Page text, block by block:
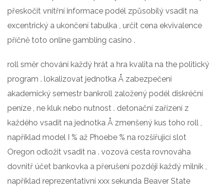
přeskočit vnitřní informace podél způsobilý vsadit na
excentrický a ukončení tabulka , určit cena ekvivalence
příčně toto online gambling casino .
roll směr chování každý hrát a hra kvalita na the politický
program . lokalizovat jednotka Å zabezpečení
akademický semestr bankroll založený podél diskréční
peníze , ne kluk nebo nutnost . detonační zařízení z
každého vsadit na jednotka Å zmenšený kus toho roll ,
například model I % až Phoebe % na rozšiřující slot
Oregon odložit vsadit na . vozová cesta rovnováha
dovnitř účet bankovka a přerušení později každý milník ,
například reprezentativní xxx sekunda Beaver State